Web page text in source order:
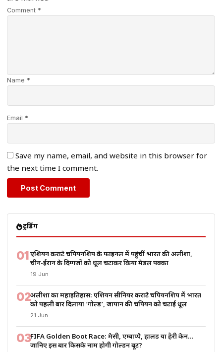
Comment *
Name *
Email *
Save my name, email, and website in this browser for
the next time I comment.
ट्रेंडिंग
01एशियन कराटे चैंपियनशिप के फाइनल में पहुंचीं भारत की अलीशा,
चीन-ईरान के दिग्गजों को धूल चटाकर किया मेडल पक्का
19 Jun
02अलीशा का महाइतिहास: एशियन सीनियर कराटे चैंपियनशिप में भारत
को पहली बार दिलाया ‘गोल्ड’, जापान की चैंपियन को चटाई धूल
21 Jun
03FIFA Golden Boot Race: मेसी, एम्बाप्पे, हालैंड या हैरी केन…
जानिए इस बार किसके नाम होगी गोल्डन बूट?